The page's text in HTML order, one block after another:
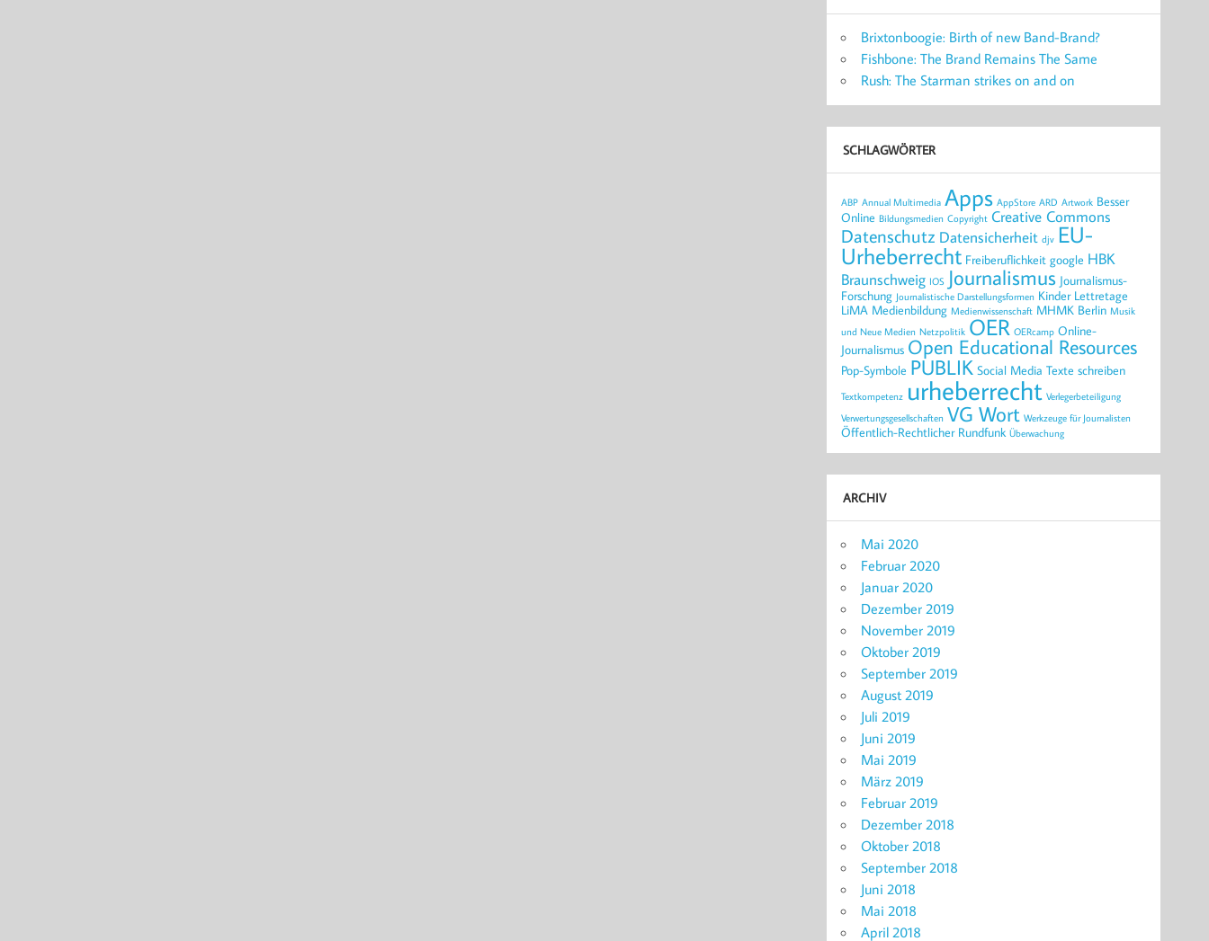
Brixtonboogie: Birth of new Band-Brand?
Fishbone: The Brand Remains The Same
Rush: The Starman strikes on and on
SCHLAGWÖRTER
ABP Annual Multimedia Apps AppStore ARD Artwork Besser
Online Bildungsmedien Copyright Creative Commons
Datenschutz Datensicherheit djv EU-
Urheberrecht Freiberuflichkeit google HBK
Braunschweig IOS Journalismus Journalismus-
Forschung Journalistische Darstellungsformen Kinder Lettretage
LiMA Medienbildung Medienwissenschaft MHMK Berlin Musik
und Neue Medien Netzpolitik OER OERcamp Online-
Journalismus Open Educational Resources
Pop-Symbole PUBLIK Social Media Texte schreiben
Textkompetenz urheberrecht Verlegerbeteiligung
Verwertungsgesellschaften VG Wort Werkzeuge für Journalisten
Öffentlich-Rechtlicher Rundfunk Überwachung
ARCHIV
Mai 2020
Februar 2020
Januar 2020
Dezember 2019
November 2019
Oktober 2019
September 2019
August 2019
Juli 2019
Juni 2019
Mai 2019
März 2019
Februar 2019
Dezember 2018
Oktober 2018
September 2018
Juni 2018
Mai 2018
April 2018